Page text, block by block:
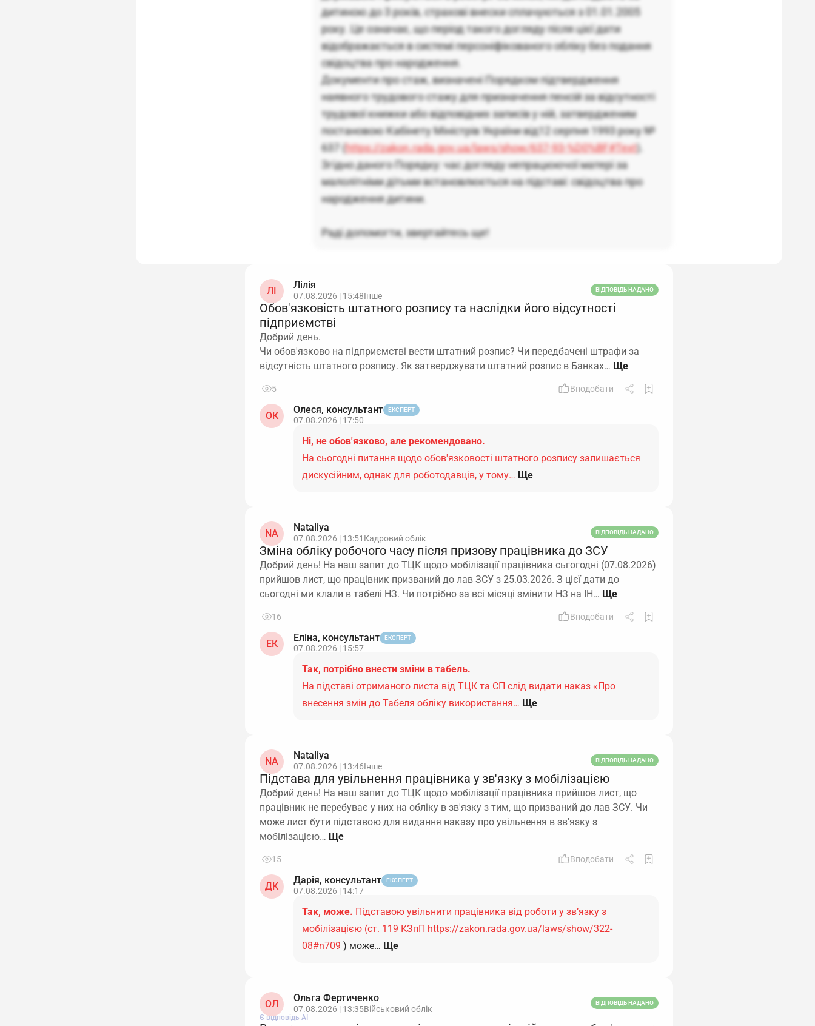
дитиною до 3 років, страхові внески сплачуються з 01.01.2005
року. Це означає, що період такого догляду після цієї дати
відображається в системі персоніфікованого обліку без подання
свідоцтва про народження.
Документи про стаж, визначені Порядком підтвердження
наявного трудового стажу для призначення пенсій за відсутності
трудової книжки або відповідних записів у ній, затвердженим
постановою Кабінету Міністрів України від12 серпня 1993 року №
637 (https://zakon.rada.gov.ua/laws/show/637-93-%D0%BF#Text).
Згідно даного Порядку: час догляду непрацюючої матері за
малолітніми дітьми встановлюється на підставі: свідоцтва про
народження дитини.
Раді допомогти, звертайтесь ще!
ЛІ
Лілія
07.08.2026 | 15:48Інше
ВІДПОВІДЬ НАДАНО
Обов'язковість штатного розпису та наслідки його відсутності
підприємстві
Добрий день.
Чи обов'язково на підприємстві вести штатний розпис? Чи передбачені штрафи за
відсутність штатного розпису. Як затверджувати штатний розпис в Банках…
5 Вподобати
ОК
Олеся, консультант ЕКСПЕРТ
07.08.2026 | 17:50
Ні, не обов'язково, але рекомендовано.
На сьогодні питання щодо обов'язковості штатного розпису залишається
дискусійним, однак для роботодавців, у тому… Ще
NA
Nataliya
07.08.2026 | 13:51 Кадровий облік
ВІДПОВІДЬ НАДАНО
Зміна обліку робочого часу після призову працівника до ЗСУ
Добрий день! На наш запит до ТЦК щодо мобілізації працівника сьгогодні (07.08.2026)
прийшов лист, що працівник призваний до лав ЗСУ з 25.03.2026. З цієї дати до
сьогодні ми клали в табелі НЗ. Чи потрібно за всі місяці змінити НЗ на ІН…
16 Вподобати
ЕК
Еліна, консультант ЕКСПЕРТ
07.08.2026 | 15:57
Так, потрібно внести зміни в табель.
На підставі отриманого листа від ТЦК та СП слід видати наказ «Про
внесення змін до Табеля обліку використання… Ще
NA
Nataliya
07.08.2026 | 13:46Інше
ВІДПОВІДЬ НАДАНО
Підстава для увільнення працівника у зв'язку з мобілізацією
Добрий день! На наш запит до ТЦК щодо мобілізації працівника прийшов лист, що
працівник не перебуває у них на обліку в зв'язку з тим, що призваний до лав ЗСУ. Чи
може лист бути підставою для видання наказу про увільнення в зв'язку з
мобілізацією…
15 Вподобати
ДК
Дарія, консультант ЕКСПЕРТ
07.08.2026 | 14:17
Так, може. Підставою увільнити працівника від роботи у зв’язку з
мобілізацією (ст. 119 КЗпП https://zakon.rada.gov.ua/laws/show/322-
08#n709 ) може… Ще
ОЛ
Ольга Фертиченко
07.08.2026 | 13:35Військовий облік
ВІДПОВІДЬ НАДАНО
Є відповідь АІ